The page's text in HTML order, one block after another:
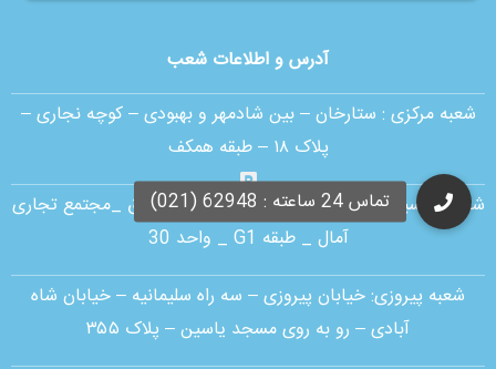
آدرس و اطلاعات شعب
شعبه مرکزی : ستارخان – بین شادمهر و بهبودی – کوچه نجاری –
پلاک ۱۸ – طبقه همکف
شعبه اقدسیه:بلوار ارتش _ بلوار مژدی _ بلوار وثوق _مجتمع تجاری
آمال _ طبقه G1 _ واحد 30
شعبه پیروزی: خیابان پیروزی – سه راه سلیمانیه – خیابان شاه
آبادی – رو به روی مسجد یاسین – پلاک ۳۵۵